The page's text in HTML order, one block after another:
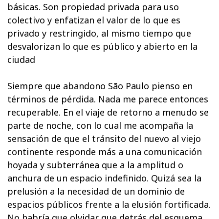
básicas. Son propiedad privada para uso
colectivo y enfatizan el valor de lo que es
privado y restringido, al mismo tiempo que
desvalorizan lo que es público y abierto en la
ciudad
Siempre que abandono São Paulo pienso en
términos de pérdida. Nada me parece entonces
recuperable. En el viaje de retorno a menudo se
parte de noche, con lo cual me acompaña la
sensación de que el tránsito del nuevo al viejo
continente responde más a una comunicación
hoyada y subterránea que a la amplitud o
anchura de un espacio indefinido. Quizá sea la
prelusión a la necesidad de un dominio de
espacios públicos frente a la elusión fortificada.